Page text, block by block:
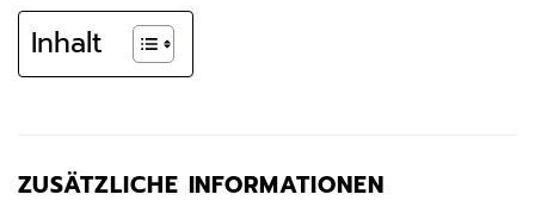
Inhalt
ZUSÄTZLICHE INFORMATIONEN